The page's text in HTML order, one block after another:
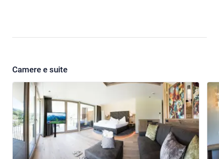
Camere e suite